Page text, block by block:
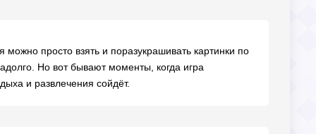
просто взять и поразукрашивать картинки по
Но вот бывают моменты, когда игра
и развлечения сойдёт.